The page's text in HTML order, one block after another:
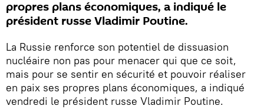
propres plans économiques, a indiqué le
président russe Vladimir Poutine.
La Russie renforce son potentiel de dissuasion
nucléaire non pas pour menacer qui que ce soit,
mais pour se sentir en sécurité et pouvoir réaliser
en paix ses propres plans économiques, a indiqué
vendredi le président russe Vladimir Poutine.